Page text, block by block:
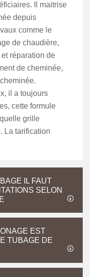
Il maitrise
depuis
comme le
de chaudière,
et réparation de
de cheminée,
il a toujours
cette formule
grille
La tarification
IL FAUT
SELON
EST
TUBAGE DE